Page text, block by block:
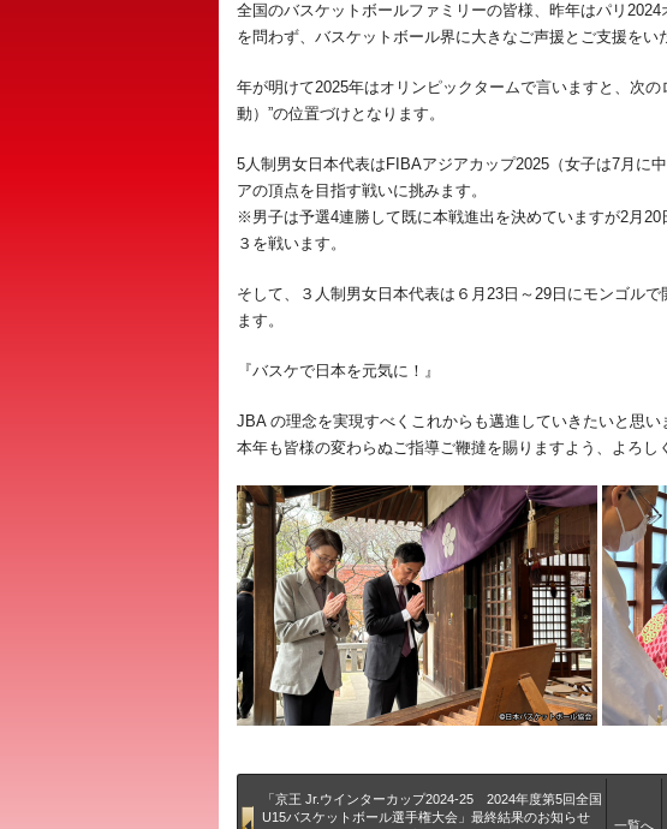
全国のバスケットボールファミリーの皆様、昨年はパリ
を問わず、バスケットボール界に大きなご声援とご支援をい
年が明けて2025年はオリンピックタームで言いますと、次
動）”の位置づけとなります。
5人制男女日本代表はFIBAアジアカップ2025（女子は7月に
アの頂点を目指す戦いに挑みます。
※男子は予選4連勝して既に本戦進出を決めていますが2月
３を戦います。
そして、３人制男女日本代表は６月23日～29日にモンゴル
ます。
『バスケで日本を元気に！』
JBA の理念を実現すべくこれからも邁進していきたいと思い
本年も皆様の変わらぬご指導ご鞭撻を賜りますよう、よろし
「京王 Jr.ウインターカップ2024-25 2024年度第5回全国
U15バスケットボール選手権大会」最終結果のお知らせ
一覧へ